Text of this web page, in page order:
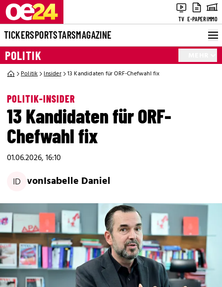
TV E-PAPERIMMO
TICKERSPORTSTARSMAGAZINE
POLITIK
Politik Insider 13 Kandidaten für ORF-Chefwahl fix
POLITIK-INSIDER
13 Kandidaten für ORF-
Chefwahl fix
01.06.2026, 16:10
ID vonIsabelle Daniel